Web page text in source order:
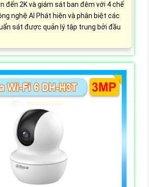
đến 2K và giám sát ban đêm với 4 chế
nghệ AI Phát hiện và phân biệt các
sát được quản lý tập trung bởi đầu